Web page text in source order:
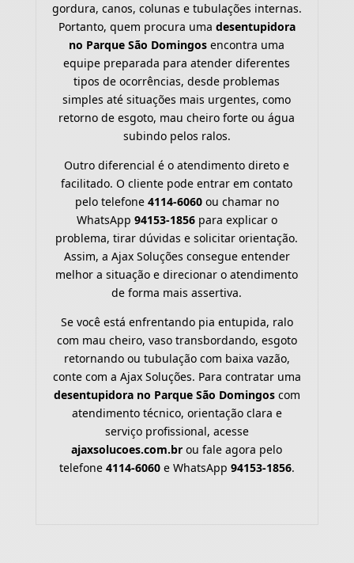
gordura, canos, colunas e tubulações internas.
Portanto, quem procura uma desentupidora
no Parque São Domingos encontra uma
equipe preparada para atender diferentes
tipos de ocorrências, desde problemas
simples até situações mais urgentes, como
retorno de esgoto, mau cheiro forte ou água
subindo pelos ralos.
Outro diferencial é o atendimento direto e
facilitado. O cliente pode entrar em contato
pelo telefone 4114-6060ou chamar no
WhatsApp 94153-1856para explicar o
problema, tirar dúvidas e solicitar orientação.
Assim, a Ajax Soluções consegue entender
melhor a situação e direcionar o atendimento
de forma mais assertiva.
Se você está enfrentando pia entupida, ralo
com mau cheiro, vaso transbordando, esgoto
retornando ou tubulação com baixa vazão,
conte com a Ajax Soluções. Para contratar uma
desentupidora no Parque São Domingoscom
atendimento técnico, orientação clara e
serviço profissional, acesse
ajaxsolucoes.com.br ou fale agora pelo
telefone 4114-6060e WhatsApp 94153-1856.